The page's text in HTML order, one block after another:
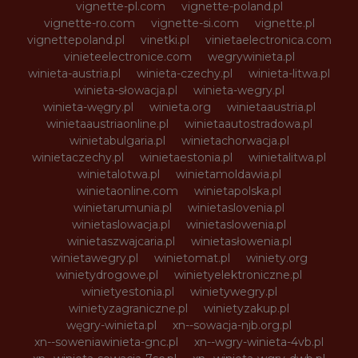
vignette-pl.com
vignette-poland.pl
vignette-ro.com
vignette-si.com
vignette.pl
vignettepoland.pl
vinetki.pl
vinietaelectronica.com
vinieteelectronice.com
wegrywinieta.pl
winieta-austria.pl
winieta-czechy.pl
winieta-litwa.pl
winieta-słowacja.pl
winieta-wegry.pl
winieta-węgry.pl
winieta.org
winietaaustria.pl
winietaaustriaonline.pl
winietaautostradowa.pl
winietabulgaria.pl
winietachorwacja.pl
winietaczechy.pl
winietaestonia.pl
winietalitwa.pl
winietalotwa.pl
winietamoldawia.pl
winietaonline.com
winietapolska.pl
winietarumunia.pl
winietaslovenia.pl
winietaslowacja.pl
winietaslowenia.pl
winietaszwajcaria.pl
winietasłowenia.pl
winietawegry.pl
winietomat.pl
winiety.org
winietydrogowe.pl
winietyelektroniczne.pl
winietyestonia.pl
winietywegry.pl
winietyzagraniczne.pl
winietyzakup.pl
węgry-winieta.pl
xn--sowacja-njb.org.pl
xn--soweniawinieta-gnc.pl
xn--wgry-winieta-4vb.pl